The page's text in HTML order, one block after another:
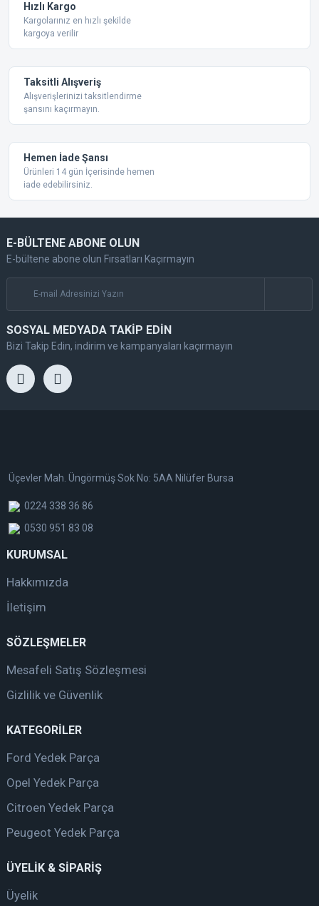
Bu ürüne benzer farklı alternatifler olmalı.
Hızlı Kargo
Kargolarınız en hızlı şekilde
kargoya verilir
Taksitli Alışveriş
Alışverişlerinizi taksitlendirme
şansını kaçırmayın.
Hemen İade Şansı
Ürünleri 14 gün İçerisinde hemen
iade edebilirsiniz.
E-BÜLTENE ABONE OLUN
E-bültene abone olun Fırsatları Kaçırmayın
SOSYAL MEDYADA TAKİP EDİN
Bizi Takip Edin, indirim ve kampanyaları kaçırmayın
Üçevler Mah. Üngörmüş Sok No: 5AA Nilüfer Bursa
0224 338 36 86
0530 951 83 08
KURUMSAL
Hakkımızda
İletişim
SÖZLEŞMELER
Mesafeli Satış Sözleşmesi
Gizlilik ve Güvenlik
KATEGORİLER
Ford Yedek Parça
Opel Yedek Parça
Citroen Yedek Parça
Peugeot Yedek Parça
ÜYELİK & SİPARİŞ
Üyelik